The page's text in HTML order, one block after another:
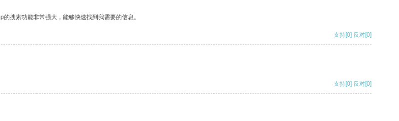
搜索功能非常强大，能够快速找到我需要的信息。
支持[0] 反对[0]
支持[0] 反对[0]